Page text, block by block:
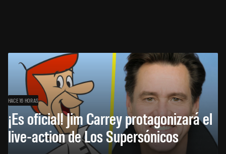
HACE 16 HORAS
¡Es oficial! Jim Carrey protagonizará el
live-action de Los Supersónicos